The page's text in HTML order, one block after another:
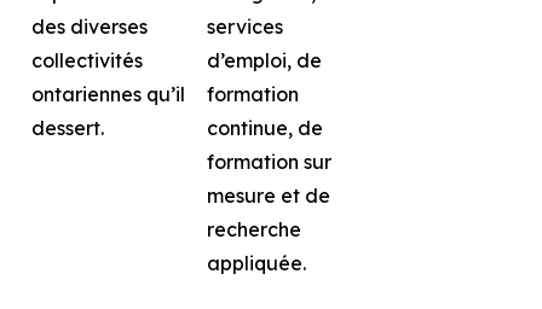
des diverses
collectivités
ontariennes qu’il
dessert.
services
d’emploi, de
formation
continue, de
formation sur
mesure et de
recherche
appliquée.